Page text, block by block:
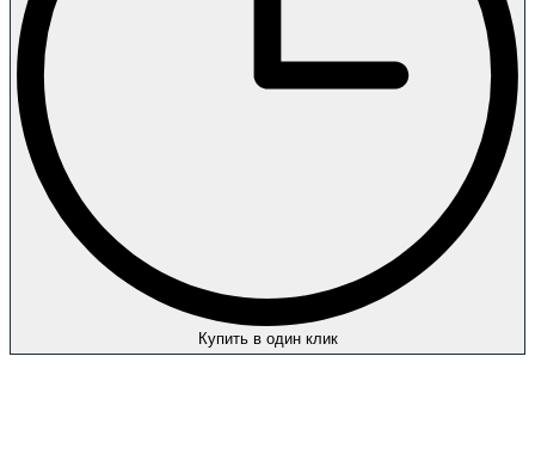
Купить в один клик